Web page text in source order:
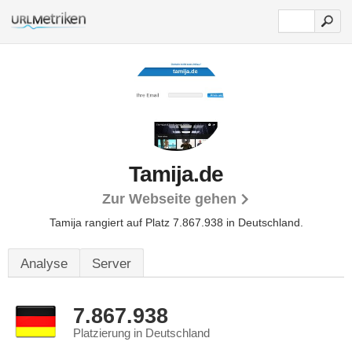
Tamija.de
Zur Webseite gehen
Tamija rangiert auf Platz 7.867.938 in Deutschland.
Analyse Server
7.867.938
Platzierung in Deutschland